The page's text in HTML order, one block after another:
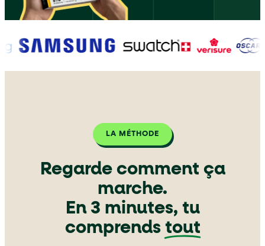
LA MÉTHODE
Regarde comment ça
marche.
En 3 minutes, tu
comprends tout